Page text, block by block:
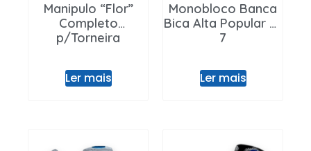
Manipulo “Flor”
Completo
p/Torneira
Ler mais
Monobloco Banca
Bica Alta Popular Nº
7
Ler mais